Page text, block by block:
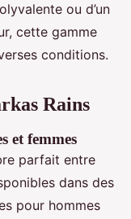
ou d’un
cette gamme
conditions.
Rains
et femmes
parfait entre
dans des
pour hommes